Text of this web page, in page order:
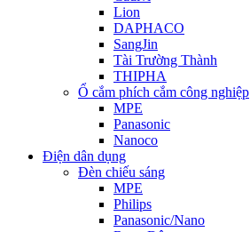
Lion
DAPHACO
SangJin
Tài Trường Thành
THIPHA
Ổ cắm phích cắm công nghiệp
MPE
Panasonic
Nanoco
Điện dân dụng
Đèn chiếu sáng
MPE
Philips
Panasonic/Nano